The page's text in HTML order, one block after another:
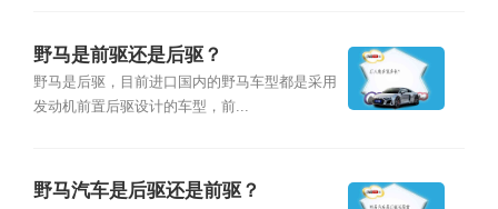
野马是前驱还是后驱？
野马是后驱，目前进口国内的野马车型都是采用
发动机前置后驱设计的车型，前...
野马汽车是后驱还是前驱？